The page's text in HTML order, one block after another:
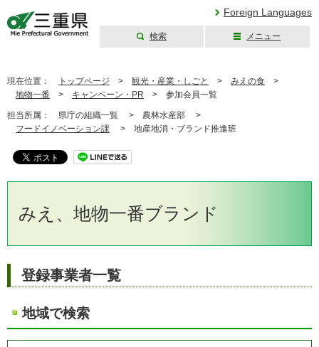
Foreign Languages
検索 メニュー
現在位置： トップページ > 観光・産業・しごと > みえの食 >
地物一番 > キャンペーン・PR > 参加会員一覧
担当所属： 県庁の組織一覧 > 農林水産部 >
フードイノベーション課 > 地産地消・ブランド推進班
みえ、地物一番ブランド
登録事業者一覧
地域で検索